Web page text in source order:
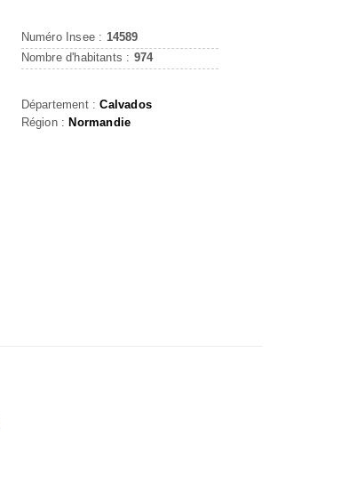
Numéro Insee : 14589
Nombre d'habitants : 974
Département :Calvados
Région :Normandie